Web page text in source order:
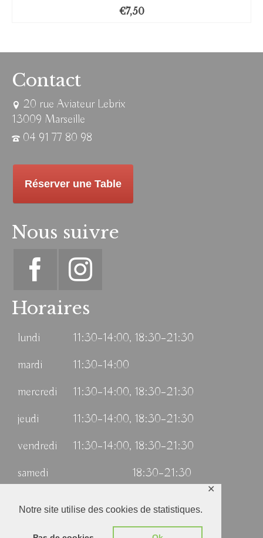
Notre site utilise des cookies de statistiques.
✕
€7,50
Contact
20 rue Aviateur Lebrix
13009 Marseille
04 91 77 80 98
Réserver une Table
Nous suivre
Horaires
lundi
11:30–14:00, 18:30–21:30
mardi
11:30–14:00
mercredi
11:30–14:00, 18:30–21:30
jeudi
11:30–14:00, 18:30–21:30
vendredi
11:30–14:00, 18:30–21:30
samedi
18:30–21:30
Mentions légales – Politique de confidentialité